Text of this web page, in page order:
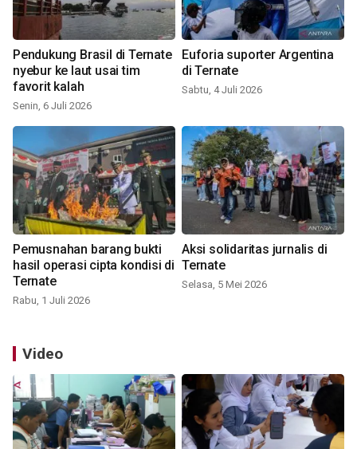
Pendukung Brasil di Ternate
nyebur ke laut usai tim
favorit kalah
Senin, 6 Juli 2026
Euforia suporter Argentina
di Ternate
Sabtu, 4 Juli 2026
Pemusnahan barang bukti
hasil operasi cipta kondisi di
Ternate
Rabu, 1 Juli 2026
Aksi solidaritas jurnalis di
Ternate
Selasa, 5 Mei 2026
Video